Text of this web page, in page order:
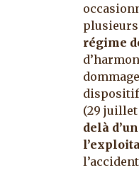
plusieurs
régime
dispositif
(29 juillet
delà